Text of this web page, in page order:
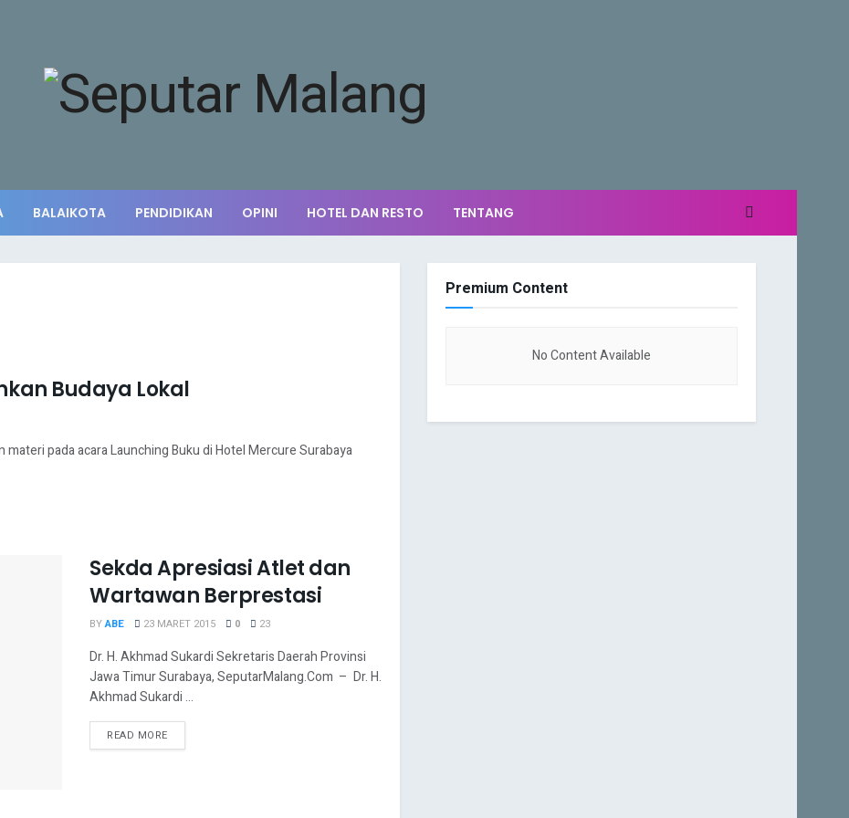
BALAIKOTA PENDIDIKAN OPINI HOTEL DAN RESTO TENTANG
Budaya Lokal
pada acara Launching Buku di Hotel Mercure Surabaya
Sekda Apresiasi Atlet dan
Wartawan Berprestasi
BYABE 23 MARET 2015 0 23
Dr. H. Akhmad Sukardi Sekretaris Daerah Provinsi
Jawa Timur Surabaya, SeputarMalang.Com – Dr. H.
Akhmad Sukardi ...
READ MORE
Premium Content
No Content Available